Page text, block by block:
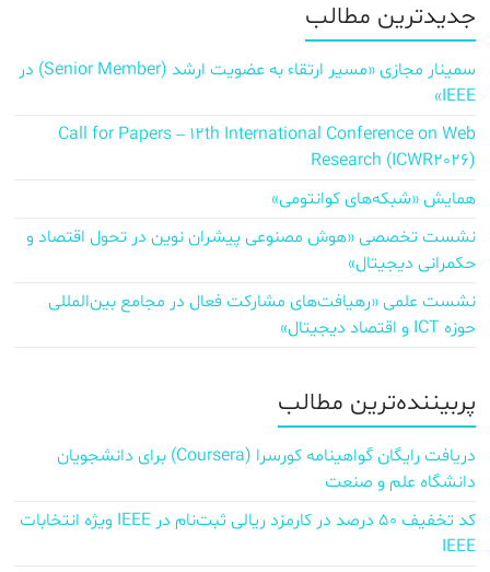
جدیدترین مطالب
سمینار مجازی «مسیر ارتقاء به عضویت ارشد (Senior Member) در
IEEE»
Call for Papers – 12th International Conference on Web
Research (ICWR2026)
همایش «شبکه‌های کوانتومی»
نشست تخصصی «هوش مصنوعی پیشران نوین در تحول اقتصاد و
حکمرانی دیجیتال»
نشست علمی «رهیافت‌های مشارکت فعال در مجامع بین‌المللی
حوزه ICT و اقتصاد دیجیتال»
پربیننده‌ترین مطالب
دریافت رایگان گواهینامه کورسرا (Coursera) برای دانشجویان
دانشگاه علم و صنعت
کد تخفیف ۵۰ درصد در کارمزد ریالی ثبت‌نام در IEEE ویژه انتخابات
IEEE